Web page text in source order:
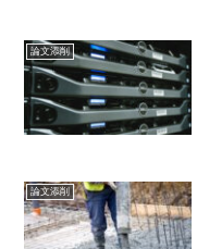
論文添削
論文添削